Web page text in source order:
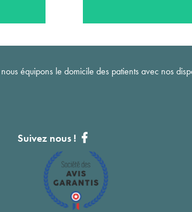
équipons le domicile des patients avec nos
Suivez nous !